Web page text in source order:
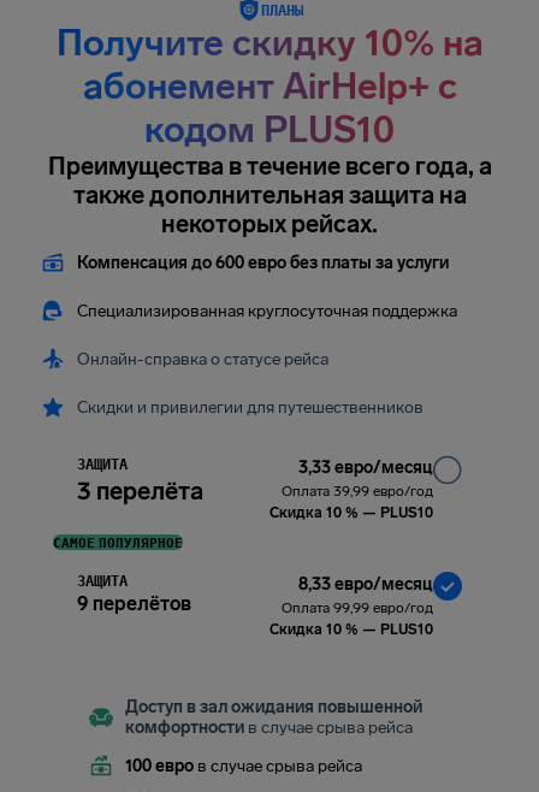
ПЛАНЫ
Получите скидку 10% на
абонемент AirHelp+ с
кодом PLUS10
Преимущества в течение всего года, а
также дополнительная защита на
некоторых рейсах.
Компенсация до 600 евро без платы за услуги
Специализированная круглосуточная поддержка
Онлайн-справка о статусе рейса
Скидки и привилегии для путешественников
ЗАЩИТА
3 перелёта
3,33 евро/месяц
Оплата 39,99 евро/год
Скидка 10 % — PLUS10
САМОЕ ПОПУЛЯРНОЕ
ЗАЩИТА
9 перелётов
8,33 евро/месяц
Оплата 99,99 евро/год
Скидка 10 % — PLUS10
Доступ в зал ожидания повышенной
комфортности в случае срыва рейса
100 евро в случае срыва рейса